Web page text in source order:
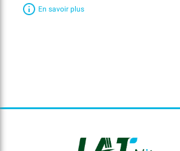
En savoir plus